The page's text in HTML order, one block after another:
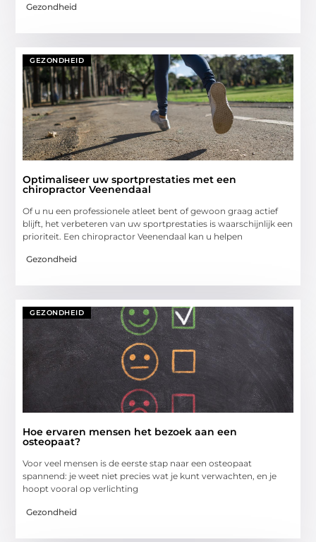
Gezondheid
GEZONDHEID
Optimaliseer uw sportprestaties met een
chiropractor Veenendaal
Of u nu een professionele atleet bent of gewoon graag actief
blijft, het verbeteren van uw sportprestaties is waarschijnlijk een
prioriteit. Een chiropractor Veenendaal kan u helpen
Gezondheid
GEZONDHEID
Hoe ervaren mensen het bezoek aan een
osteopaat?
Voor veel mensen is de eerste stap naar een osteopaat
spannend: je weet niet precies wat je kunt verwachten, en je
hoopt vooral op verlichting
Gezondheid